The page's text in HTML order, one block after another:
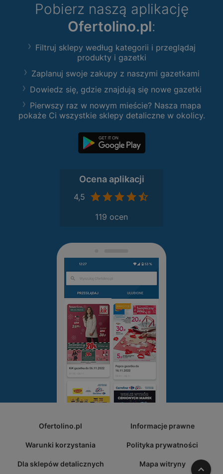
Pobierz naszą aplikację
Ofertolino.pl:
Filtruj sklepy według kategorii i przeglądaj
produkty i gazetki
Zaplanuj swoje zakupy z naszymi gazetkami
Dowiedz się, gdzie znajdują się nowe gazetki
Pierwszy raz w nowym mieście? Nasza mapa
pokaże Ci wszystkie sklepy detaliczne w okolicy.
Ocena aplikacji
4,5
119 ocen
Ofertolino.pl Informacje prawne
Warunki korzystania Polityka prywatności
Dla sklepów detalicznych Mapa witryny W